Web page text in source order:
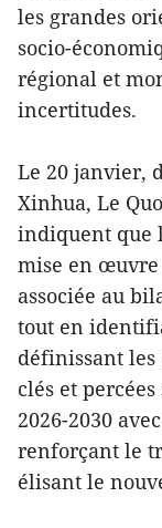
les grandes
socio-
régional et
incertitudes.
Le 20 janvier,
Xinhua, Le
indiquent que
mise en œuvre
associée au
tout en
définissant
clés et
2026-2030
renforçant le
élisant le